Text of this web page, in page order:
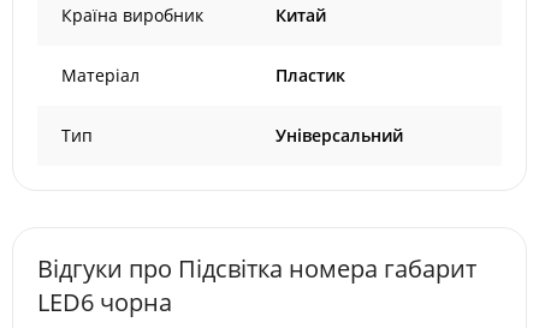
Країна виробник Китай
Матеріал Пластик
Тип Універсальний
Відгуки про Підсвітка номера габарит
LED6 чорна